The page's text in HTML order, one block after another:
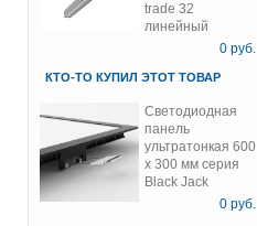
trade 32
линейный
0руб.
КТО-ТО КУПИЛ ЭТОТ ТОВАР
Светодиодная
панель
ультратонкая 600
х 300 мм серия
Black Jack
0руб.